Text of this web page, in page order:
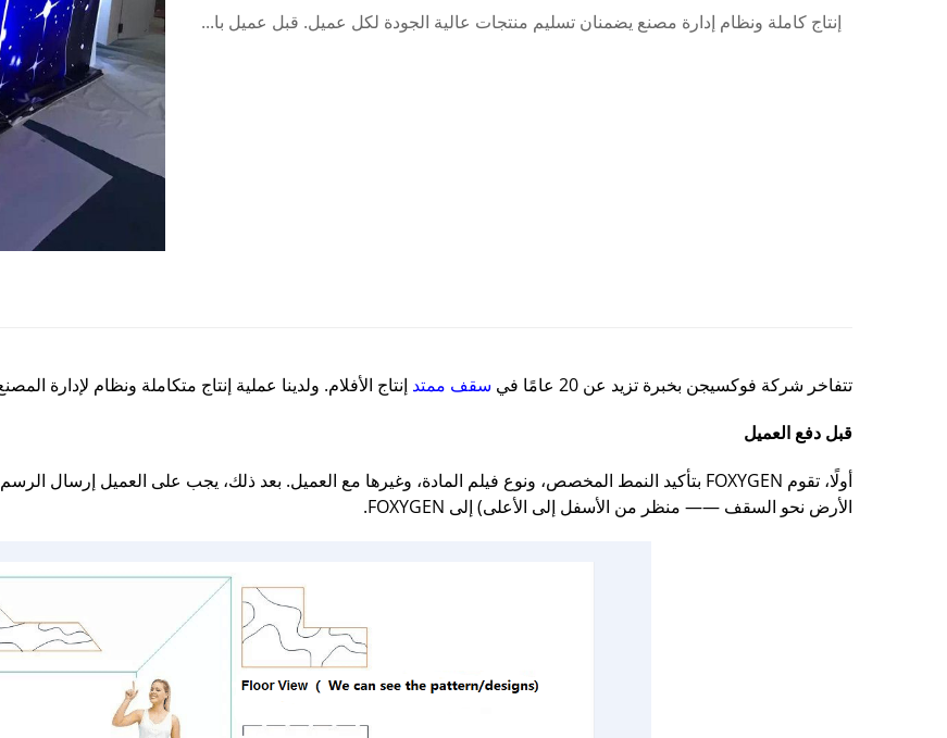
إنتاج كاملة ونظام إدارة مصنع يضمنان تسليم منتجات عالية الجودة لكل عميل. قبل عميل با...
تتفاخر شركة فوكسيجن بخبرة تزيد عن 20 عامًا في سقف ممتد إنتاج الأفلام. ولدينا عملية إنتاج متكاملة ونظام لإدارة
قبل دفع العميل
الأرض نحو السقف —— منظر من الأسفل إلى الأعلى) إلى FOXYGEN.